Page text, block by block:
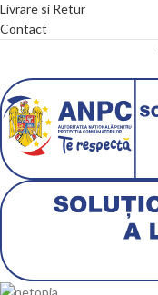
Livrare si Retur
Contact